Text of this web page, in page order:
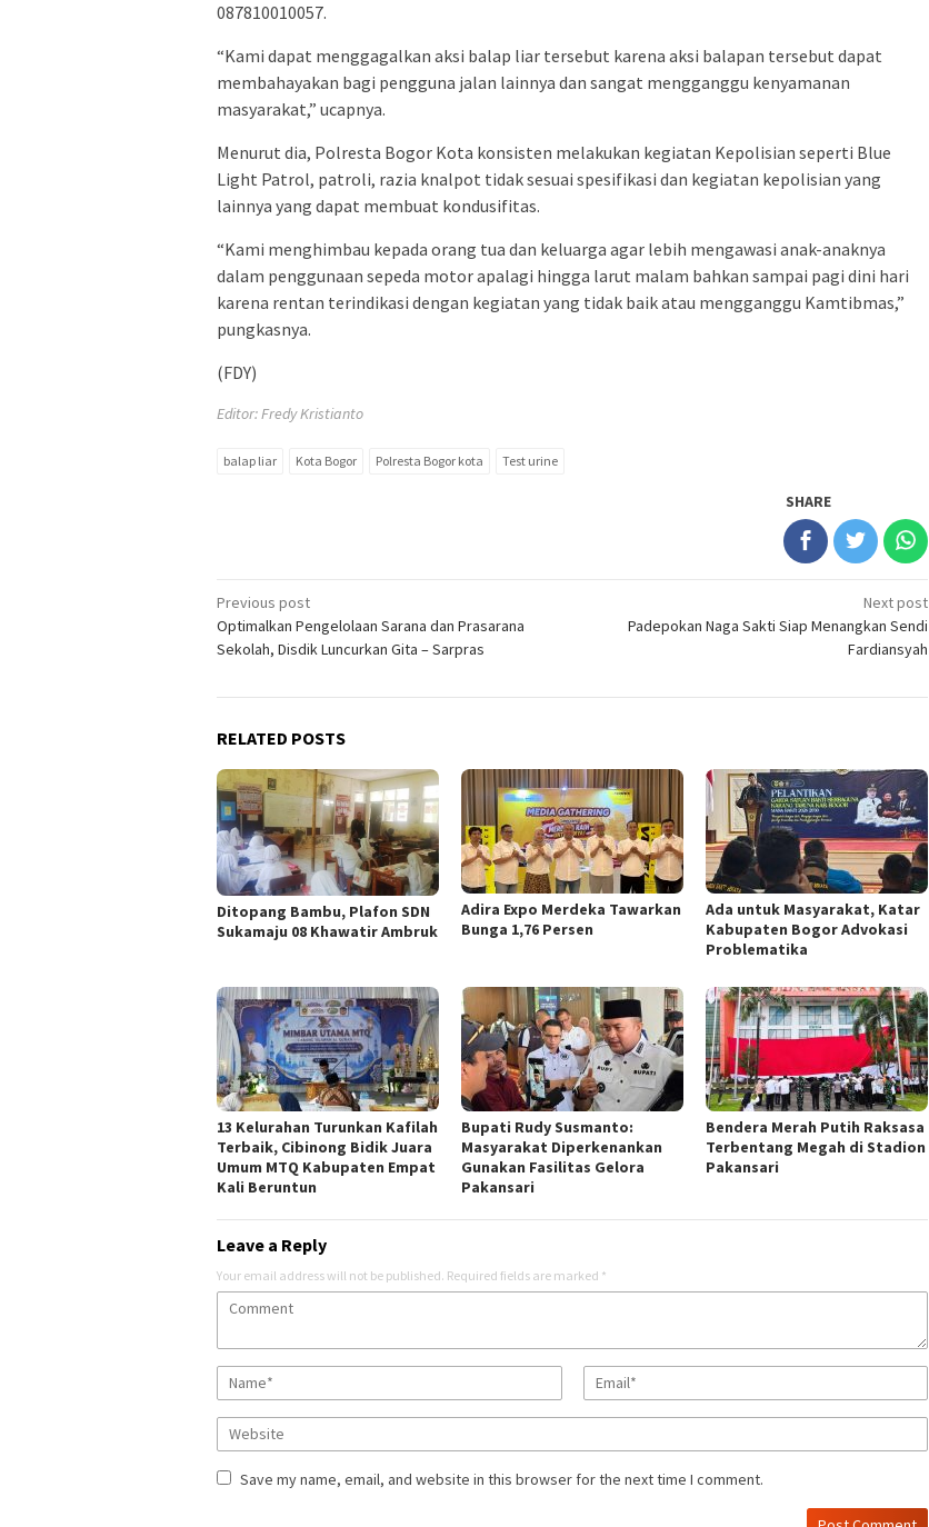
087810010057.
“Kami dapat menggagalkan aksi balap liar tersebut karena aksi balapan tersebut dapat
membahayakan bagi pengguna jalan lainnya dan sangat mengganggu kenyamanan
masyarakat,” ucapnya.
Menurut dia, Polresta Bogor Kota konsisten melakukan kegiatan Kepolisian seperti Blue
Light Patrol, patroli, razia knalpot tidak sesuai spesifikasi dan kegiatan kepolisian yang
lainnya yang dapat membuat kondusifitas.
“Kami menghimbau kepada orang tua dan keluarga agar lebih mengawasi anak-anaknya
dalam penggunaan sepeda motor apalagi hingga larut malam bahkan sampai pagi dini hari
karena rentan terindikasi dengan kegiatan yang tidak baik atau mengganggu Kamtibmas,”
pungkasnya.
(FDY)
Editor: Fredy Kristianto
balap liar Kota Bogor Polresta Bogor kota Test urine
SHARE
Post
navigation
Previous post
Optimalkan Pengelolaan Sarana dan Prasarana
Sekolah, Disdik Luncurkan Gita – Sarpras
Next post
Padepokan Naga Sakti Siap Menangkan Sendi
Fardiansyah
RELATED POSTS
Ditopang Bambu, Plafon SDN
Sukamaju 08 Khawatir Ambruk
Adira Expo Merdeka Tawarkan
Bunga 1,76 Persen
Ada untuk Masyarakat, Katar
Kabupaten Bogor Advokasi
Problematika
13 Kelurahan Turunkan Kafilah
Terbaik, Cibinong Bidik Juara
Umum MTQ Kabupaten Empat
Kali Beruntun
Bupati Rudy Susmanto:
Masyarakat Diperkenankan
Gunakan Fasilitas Gelora
Pakansari
Bendera Merah Putih Raksasa
Terbentang Megah di Stadion
Pakansari
Leave a Reply
Your email address will not be published. Required fields are marked *
Save my name, email, and website in this browser for the next time I comment.